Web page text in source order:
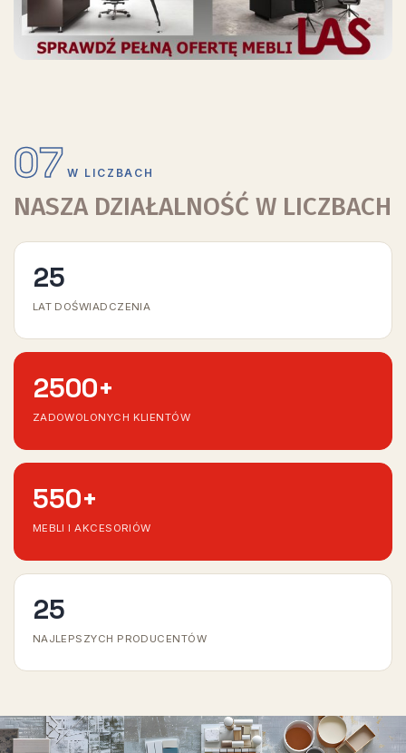
07 W LICZBACH
NASZA DZIAŁALNOŚĆ W LICZBACH
25
LAT DOŚWIADCZENIA
2500+
ZADOWOLONYCH KLIENTÓW
550+
MEBLI I AKCESORIÓW
25
NAJLEPSZYCH PRODUCENTÓW